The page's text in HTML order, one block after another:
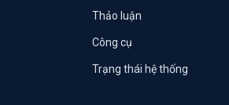
Thảo luận
Công cụ
Trạng thái hệ thống